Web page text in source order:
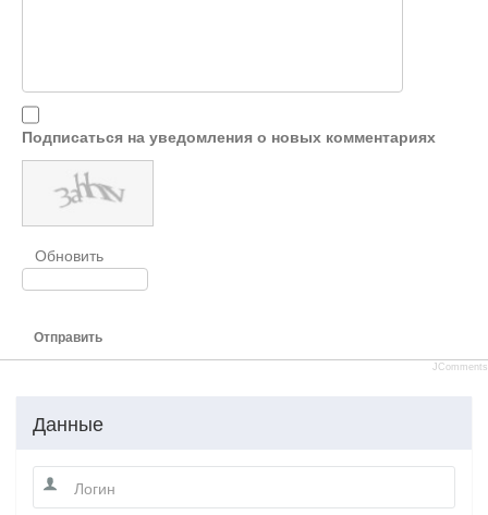
Подписаться на уведомления о новых комментариях
Обновить
Отправить
JComments
Данные